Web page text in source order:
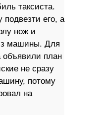
таксиста.
его, а
нож и
машины. Для
объявили план
не сразу
потому
на